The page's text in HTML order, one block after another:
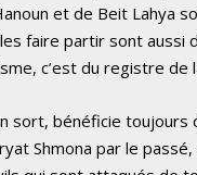
et de Beit Lahya
faire partir sont aussi
c’est du registre de
sort, bénéficie
Shmona par le